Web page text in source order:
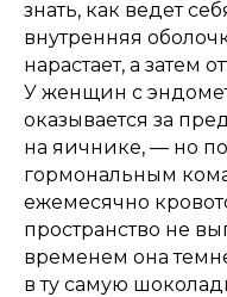
знать, как ведет
внутренняя
нарастает, а затем
У женщин с
оказывается за
на яичнике, — но
гормональным
ежемесячно
пространство не
временем она
в ту самую